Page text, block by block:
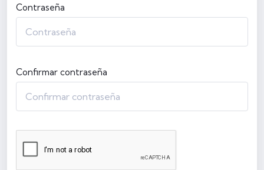
Contraseña
Confirmar contraseña